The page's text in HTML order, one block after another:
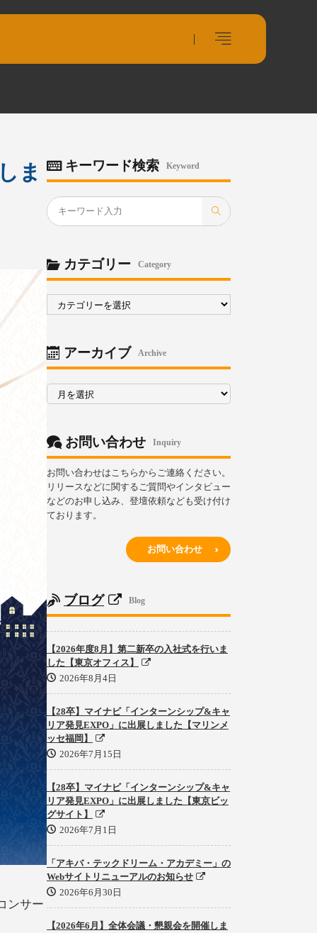
ま
ンサー
キーワード検索 Keyword
カテゴリー Category
ゴ
アーカイブ Archive
ア
カ
お問い合わせ Inquiry
お問い合わせはこちらからご連絡ください。
リリースなどに関するご質問やインタビュー
などのお申し込み、登壇依頼なども受け付け
ております。
お問い合わせ
ブログ Blog
【2026年度8月】第二新卒の入社式を行いま
した【東京オフィス】
2026年8月4日
【28卒】マイナビ「インターンシップ&キャ
リア発見EXPO」に出展しました【マリンメ
ッセ福岡】
2026年7月15日
【28卒】マイナビ「インターンシップ&キャ
リア発見EXPO」に出展しました【東京ビッ
グサイト】
2026年7月1日
「アキバ・テックドリーム・アカデミー」の
Webサイトリニューアルのお知らせ
2026年6月30日
【2026年6月】全体会議・懇親会を開催しま